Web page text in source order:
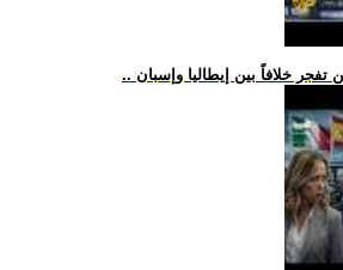
تفجر خلافاً بين إيطاليا وإسبان